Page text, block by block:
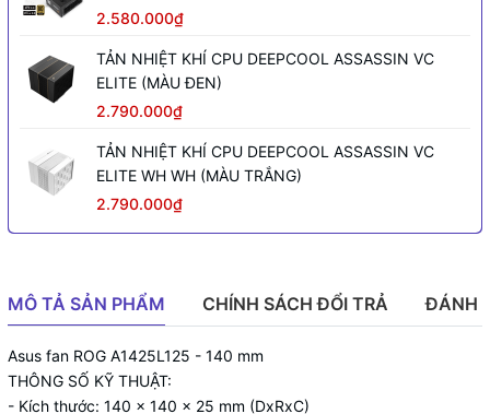
2.580.000₫
TẢN NHIỆT KHÍ CPU DEEPCOOL ASSASSIN VC
ELITE (MÀU ĐEN)
2.790.000₫
TẢN NHIỆT KHÍ CPU DEEPCOOL ASSASSIN VC
ELITE WH WH (MÀU TRẮNG)
2.790.000₫
MÔ TẢ SẢN PHẨM CHÍNH SÁCH ĐỔI TRẢ ĐÁNH
Asus fan ROG A1425L125 - 140 mm
THÔNG SỐ KỸ THUẬT:
- Kích thước: 140 x 140 x 25 mm (DxRxC)